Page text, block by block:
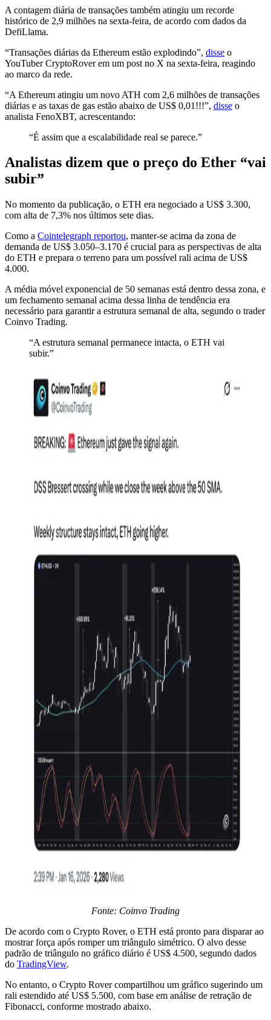
A contagem diária de transações também atingiu um recorde
histórico de 2,9 milhões na sexta-feira, de acordo com dados da
DefiLlama.
“Transações diárias da Ethereum estão explodindo”, disse o
YouTuber CryptoRover em um post no X na sexta-feira, reagindo
ao marco da rede.
“A Ethereum atingiu um novo ATH com 2,6 milhões de transações
diárias e as taxas de gas estão abaixo de US$ 0,01!!!”, disse o
analista FenoXBT, acrescentando:
“É assim que a escalabilidade real se parece.”
Analistas dizem que o preço do Ether “vai
subir”
No momento da publicação, o ETH era negociado a US$ 3.300,
com alta de 7,3% nos últimos sete dias.
Como a Cointelegraph reportou, manter-se acima da zona de
demanda de US$ 3.050–3.170 é crucial para as perspectivas de alta
do ETH e prepara o terreno para um possível rali acima de US$
4.000.
A média móvel exponencial de 50 semanas está dentro dessa zona, e
um fechamento semanal acima dessa linha de tendência era
necessário para garantir a estrutura semanal de alta, segundo o trader
Coinvo Trading.
“A estrutura semanal permanece intacta, o ETH vai
subir.”
Fonte: Coinvo Trading
De acordo com o Crypto Rover, o ETH está pronto para disparar ao
mostrar força após romper um triângulo simétrico. O alvo desse
padrão de triângulo no gráfico diário é US$ 4.500, segundo dados
do TradingView.
No entanto, o Crypto Rover compartilhou um gráfico sugerindo um
rali estendido até US$ 5.500, com base em análise de retração de
Fibonacci, conforme mostrado abaixo.